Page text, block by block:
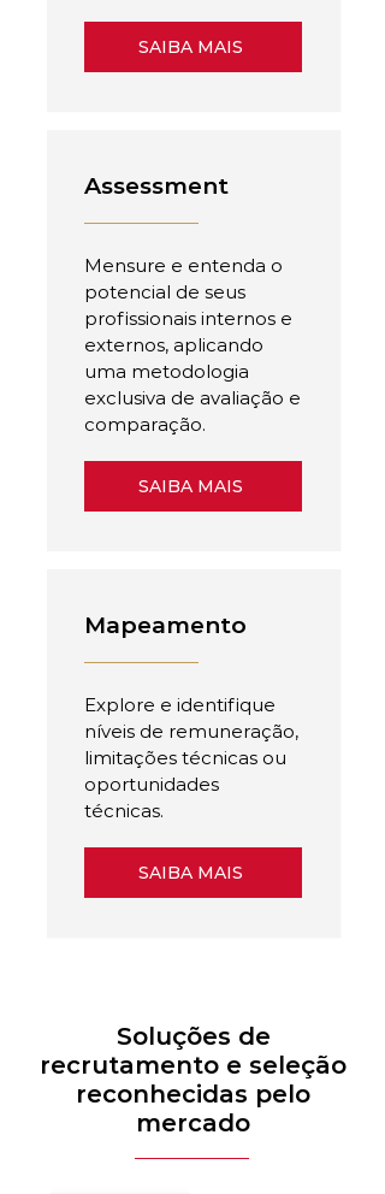
SAIBA MAIS
Assessment
Mensure e entenda o
potencial de seus
profissionais internos e
externos, aplicando
uma metodologia
exclusiva de avaliação e
comparação.
SAIBA MAIS
Mapeamento
Explore e identifique
níveis de remuneração,
limitações técnicas ou
oportunidades
técnicas.
SAIBA MAIS
Soluções de
recrutamento e seleção
reconhecidas pelo
mercado